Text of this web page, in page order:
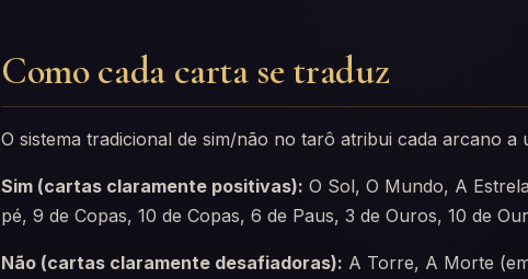
Como cada carta se traduz
O sistema tradicional de sim/não no tarô atribui cada arcano a
Sim (cartas claramente positivas): O Sol, O Mundo, A
pé, 9 de Copas, 10 de Copas, 6 de Paus, 3 de Ouros, 10 de
Não (cartas claramente desafiadoras): A Torre, A Morte